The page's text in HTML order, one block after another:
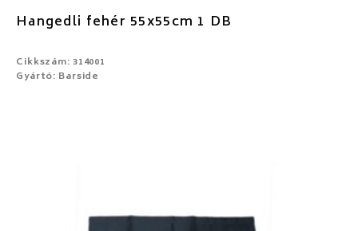
Hangedli fehér 55x55cm 1 DB
Cikkszám: 314001
Gyártó: Barside